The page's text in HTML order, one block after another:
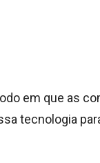
em que as
tecnologia